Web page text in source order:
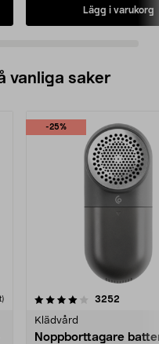
Lägg i varukorg
vanliga saker
-25%
3252
Klädvård
Noppborttagare
4.5av 5 stjärnor